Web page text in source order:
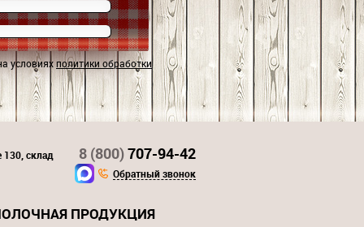
условияхполитики обработки
130, склад 8 (800)707-94-42
Обратный звонок
ПРОДУКЦИЯ